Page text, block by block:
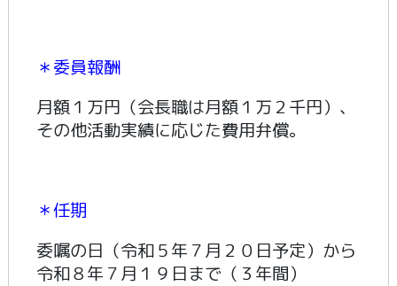
＊委員報酬
月額１万円（会長職は月額１万２千円）、
その他活動実績に応じた費用弁償。
＊任期
委嘱の日（令和５年７月２０日予定）から
令和８年７月１９日まで（３年間）